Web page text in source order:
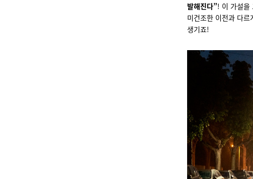
발해진다”! 이 가설을
미건조한 이전과 다
생기죠!